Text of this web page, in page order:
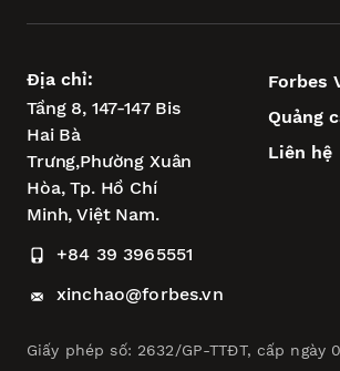
Địa chỉ:
Tầng 8, 147-147 Bis
Hai Bà
Trưng,Phường Xuân
Hòa,Tp. Hồ Chí
Minh, Việt Nam.
+84 39 3965551
xinchao@forbes.vn
Forbes
Quảng
Liên hệ
Giấy phép số: 2632/GP-TTĐT, cấp ngày